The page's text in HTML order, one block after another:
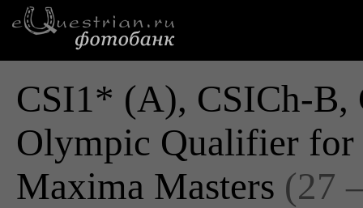
CSI1* (A), CSICh-B,
Olympic Qualifier
Maxima Masters (27